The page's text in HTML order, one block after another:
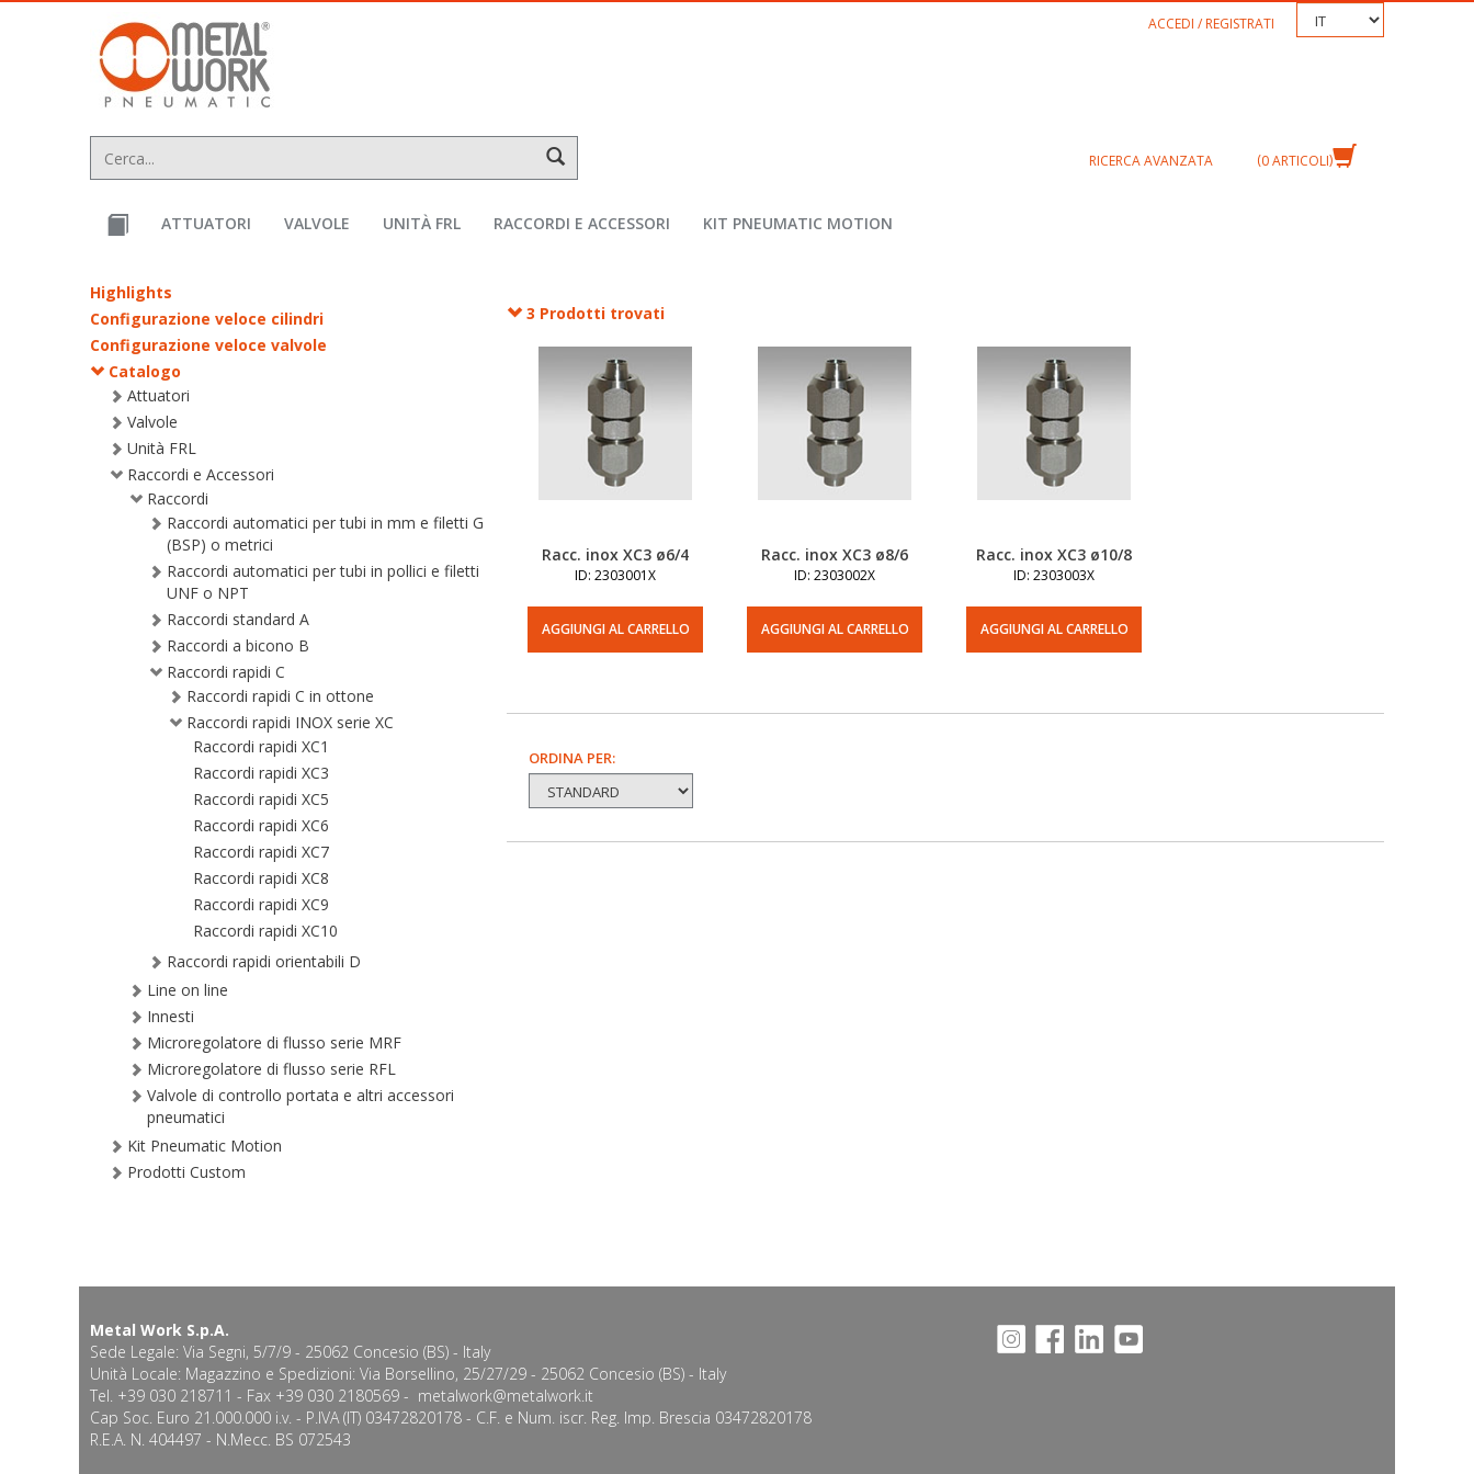
text.skipToContent
text.skipToNavigation
ACCEDI / REGISTRATI
RICERCA AVANZATA 0ARTICOLI
ATTUATORI VALVOLE UNITÀ FRL RACCORDI E ACCESSORI KIT PNEUMATIC MOTION
Highlights
Configurazione veloce cilindri
Configurazione veloce valvole
Catalogo
Attuatori
Valvole
Unità FRL
Raccordi e Accessori
Raccordi
Raccordi automatici per tubi in mm e filetti G
(BSP) o metrici
Raccordi automatici per tubi in pollici e filetti
UNF o NPT
Raccordi standard A
Raccordi a bicono B
Raccordi rapidi C
Raccordi rapidi C in ottone
Raccordi rapidi INOX serie XC
Raccordi rapidi XC1
Raccordi rapidi XC3
Raccordi rapidi XC5
Raccordi rapidi XC6
Raccordi rapidi XC7
Raccordi rapidi XC8
Raccordi rapidi XC9
Raccordi rapidi XC10
Raccordi rapidi orientabili D
Line on line
Innesti
Microregolatore di flusso serie MRF
Microregolatore di flusso serie RFL
Valvole di controllo portata e altri accessori
pneumatici
Kit Pneumatic Motion
Prodotti Custom
3 Prodotti trovati
Racc. inox XC3 ø6/4
ID: 2303001X
AGGIUNGI AL CARRELLO
Racc. inox XC3 ø8/6
ID: 2303002X
AGGIUNGI AL CARRELLO
Racc. inox XC3 ø10/8
ID: 2303003X
AGGIUNGI AL CARRELLO
ORDINA PER:
Metal Work S.p.A.
Sede Legale: Via Segni, 5/7/9 - 25062 Concesio (BS) - Italy
Unità Locale: Magazzino e Spedizioni: Via Borsellino, 25/27/29 - 25062 Concesio (BS) - Italy
Tel. +39 030 218711 - Fax +39 030 2180569 - metalwork@metalwork.it
Cap Soc. Euro 21.000.000 i.v. - P.IVA (IT) 03472820178 - C.F. e Num. iscr. Reg. Imp. Brescia 03472820178
R.E.A. N. 404497 - N.Mecc. BS 072543